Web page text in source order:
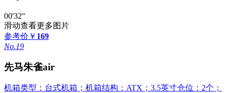
00'32"
滑动查看更多图片
参考价 ￥ 169
No.19
先马朱雀air
机箱类型：台式机箱；机箱结构：ATX；3.5英寸仓位：2个；